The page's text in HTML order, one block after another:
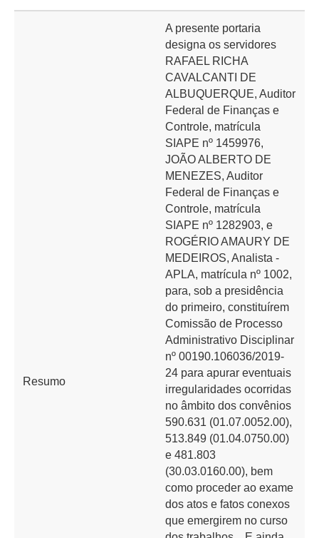
Resumo
A presente portaria
designa os servidores
RAFAEL RICHA
CAVALCANTI DE
ALBUQUERQUE, Auditor
Federal de Finanças e
Controle, matrícula
SIAPE nº 1459976,
JOÃO ALBERTO DE
MENEZES, Auditor
Federal de Finanças e
Controle, matrícula
SIAPE nº 1282903, e
ROGÉRIO AMAURY DE
MEDEIROS, Analista -
APLA, matrícula nº 1002,
para, sob a presidência
do primeiro, constituírem
Comissão de Processo
Administrativo Disciplinar
nº 00190.106036/2019-
24 para apurar eventuais
irregularidades ocorridas
no âmbito dos convênios
590.631 (01.07.0052.00),
513.849 (01.04.0750.00)
e 481.803
(30.03.0160.00), bem
como proceder ao exame
dos atos e fatos conexos
que emergirem no curso